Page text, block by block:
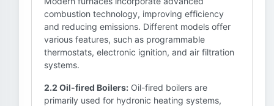
combustion technology, improving efficiency
and reducing emissions. Different models offer
various features, such as programmable
thermostats, electronic ignition, and air filtration
systems.
2.2 Oil-fired Boilers: Oil-fired boilers are
primarily used for hydronic heating systems,